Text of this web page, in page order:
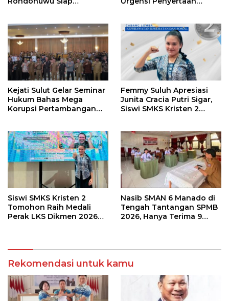
Kejati Sulut Gelar Seminar
Hukum Bahas Mega
Korupsi Pertambangan
Femmy Suluh Apresiasi
Junita Cracia Putri Sigar,
Siswi SMKS Kristen 2
Nasional 2026
Siswi SMKS Kristen 2
Tomohon Raih Medali
Perak LKS Dikmen 2026
Nasib SMAN 6 Manado di
Tengah Tantangan SPMB
2026, Hanya Terima 9
Rekomendasi untuk kamu